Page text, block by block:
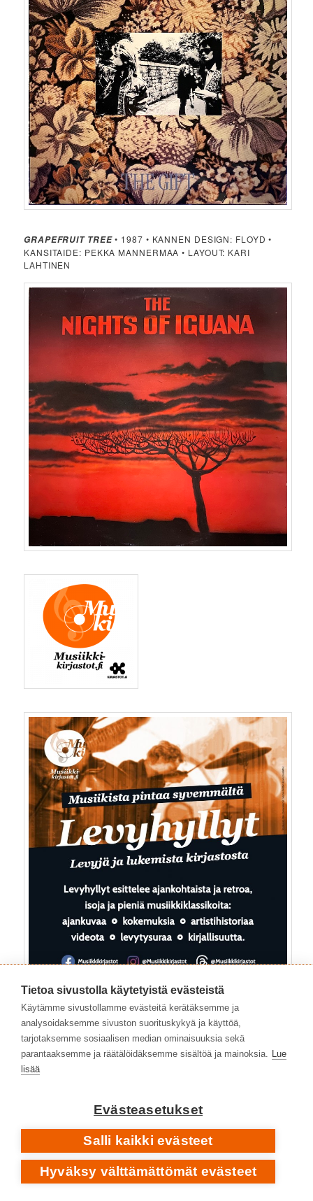
GRAPEFRUIT TREE• 1987 • KANNEN DESIGN: FLOYD •
KANSITAIDE: PEKKA MANNERMAA • LAYOUT: KARI
LAHTINEN
Yleinen |Avainsanat: 1980-luku
Europa Pete,General Njassa,Grapefruit Tree,Helenius
Isohanni Tero, Kolanen Dile,Kukkonen Veli-Sakari
Leppänen Sauli,Oinonen Puka,Paajanen,Perusjätkä
Maukka,Pin Ups ,Poko Rekords,rock,Suomi,Superstar
Tietoa sivustolla käytetyistä evästeistä
Käytämme sivustollamme evästeitä kerätäksemme ja
analysoidaksemme sivuston suorituskykyä ja käyttöä,
tarjotaksemme sosiaalisen median ominaisuuksia sekä
parantaaksemme ja räätälöidäksemme sisältöä ja mainoksia. Lue
lisää
Evästeasetukset
Salli kaikki evästeet
Hyväksy välttämättömät evästeet